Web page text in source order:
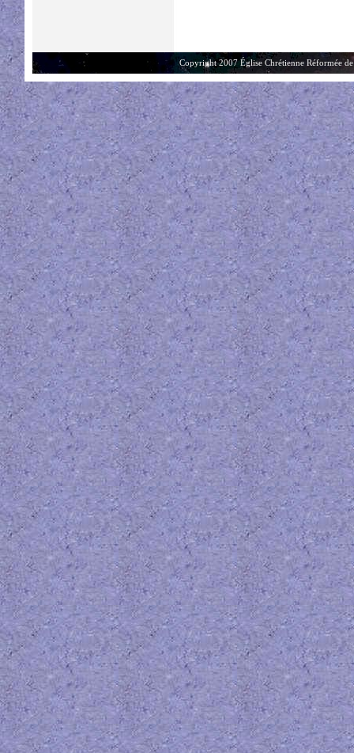
Copyright 2007 Église Chrétienne Réformée